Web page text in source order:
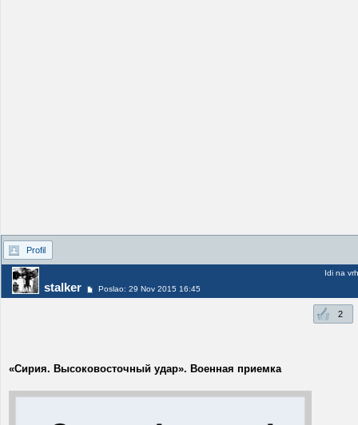
Profil
stalker Poslao: 29 Nov 2015 16:45
Idi na vrh
2
«Сирия. Высоковосточный удар». Военная приемка